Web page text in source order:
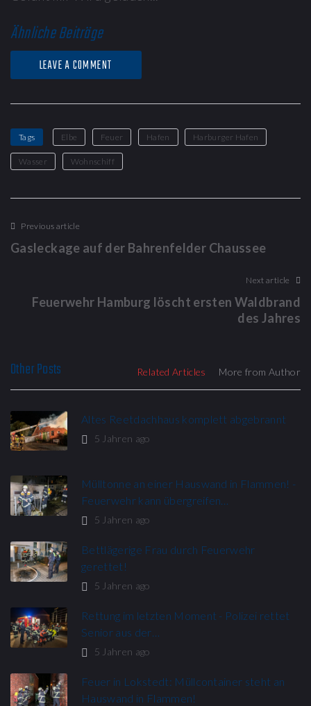
Ähnliche Beiträge
LEAVE A COMMENT
Tags Elbe Feuer Hafen Harburger Hafen
Wasser Wohnschiff
Beitragsnavigation
Previous article
Gasleckage auf der Bahrenfelder Chaussee
Next article
Feuerwehr Hamburg löscht ersten Waldbrand
des Jahres
Other Posts Related Articles More from Author
Altes Reetdachhaus komplett abgebrannt
5 Jahren ago
Mülltonne an einer Hauswand in Flammen! -
Feuerwehr kann übergreifen…
5 Jahren ago
Bettlägerige Frau durch Feuerwehr
gerettet!
5 Jahren ago
Rettung im letzten Moment - Polizei rettet
Senior aus der…
5 Jahren ago
Feuer in Lokstedt: Müllcontainer steht an
Hauswand in Flammen!